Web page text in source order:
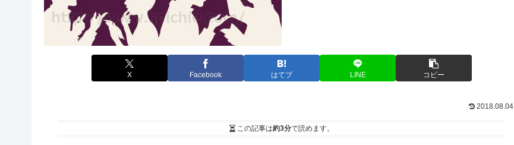
X Facebook はてブ LINE コピー
2018.08.04
この記事は約3分で読めます。